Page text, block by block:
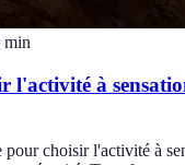
min
l'activité à
choisir l'activité à